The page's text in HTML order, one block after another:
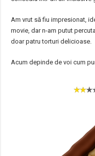
Am vrut să fiu impresionat,
movie, dar n-am putut
doar patru torturi delicioase.
Acum depinde de voi cum